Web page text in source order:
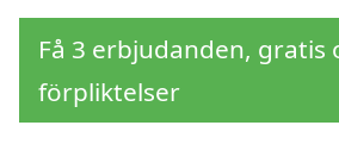
Få 3 erbjudanden, gratis
förpliktelser